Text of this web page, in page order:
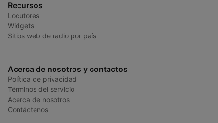
Recursos
Locutores
Widgets
Sitios web de radio por país
Acerca de nosotros y contactos
Política de privacidad
Términos del servicio
Acerca de nosotros
Contáctenos